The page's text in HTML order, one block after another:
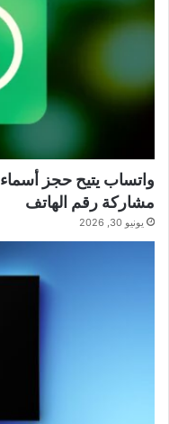
واتساب يتيح حجز
مشاركة رقم الهاتف
يونيو 30, 2026